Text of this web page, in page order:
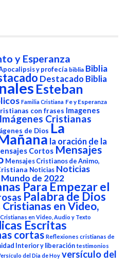
y Esperanza
y profecía biblia Biblia
Destacado Biblia
Esteban
Familia Cristiana Fe y Esperanza
con frases Imagenes
Imágenes Cristianas
de Dios La
la oración de la
Cortos Mensajes
Mensajes Cristianos de Animo,
Noticias Noticias
de 2022
Para Empezar el
Palabra de Dios
Cristianas en Video,
en Video, Audio y Texto
Escritas
cortas Reflexiones cristianas de
Interior y liberación testimonios
del Dia de Hoy versículo del